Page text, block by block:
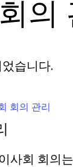
의
습니다.
회의 관리
이사회 회